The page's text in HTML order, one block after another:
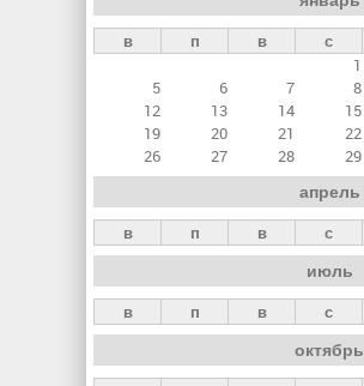
ы
е
а
д
к
и
в п в с
1
5
6 7 8
12
13 14 15
19
20 21 22
26
27 28 29
апрель
в п в с
июль
в п в с
октябрь